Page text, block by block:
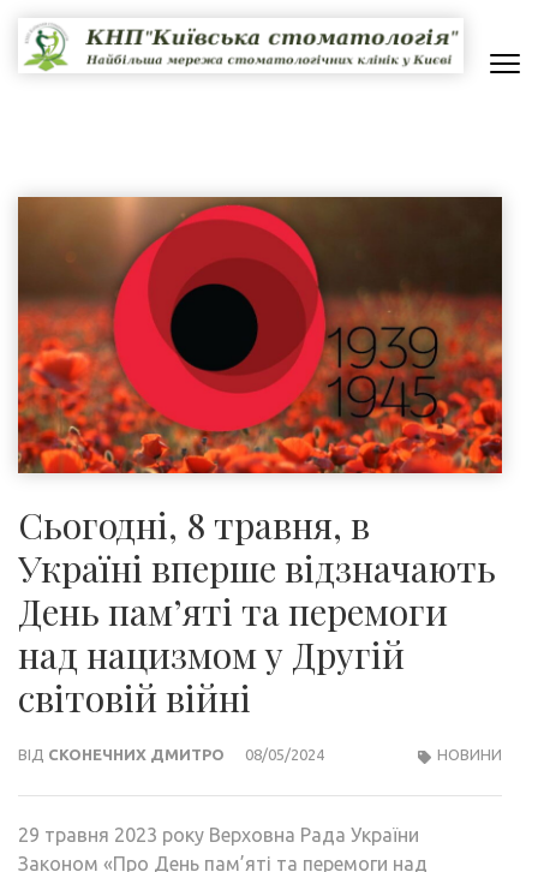
Перейти
вмісту
Сьогодні, 8 травня, в
Україні вперше відзначають
День пам’яті та перемоги
над нацизмом у Другій
світовій війні
ВІД СКОНЕЧНИХ ДМИТРО 08/05/2024 НОВИНИ
29 травня 2023 року Верховна Рада України
Законом «Про День пам’яті та перемоги над